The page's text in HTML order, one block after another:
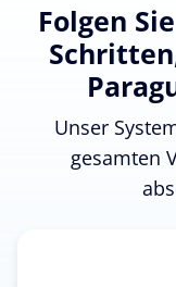
Folgen
Unser
gesamten